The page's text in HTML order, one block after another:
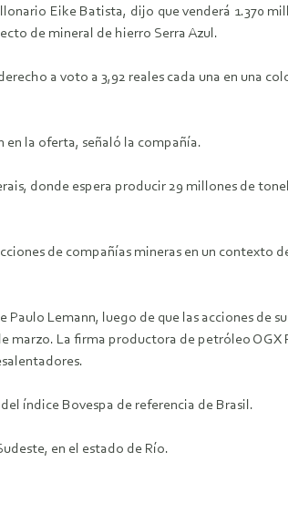
Eike Batista, dijo que venderá 1.370
de mineral de hierro Serra Azul.
a voto a 3,92 reales cada una en una
en la oferta, señaló la compañía.
donde espera producir 29 millones de
de compañías mineras en un contexto
Lemann, luego de que las acciones de
marzo. La firma productora de petróleo OGX
índice Bovespa de referencia de Brasil.
en el estado de Río.